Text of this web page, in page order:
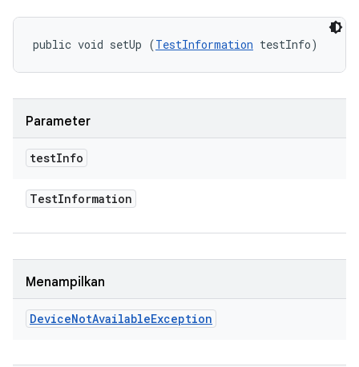
public void setUp (TestInformation testInfo)
Parameter
testInfo
TestInformation
Menampilkan
DeviceNotAvailableException